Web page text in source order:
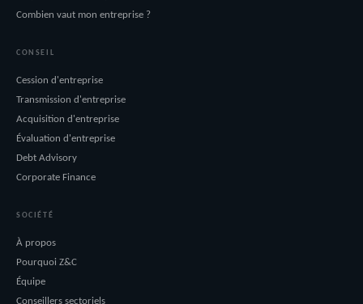
Combien vaut mon entreprise ?
CONSEIL
Cession d'entreprise
Transmission d'entreprise
Acquisition d'entreprise
Évaluation d'entreprise
Debt Advisory
Corporate Finance
SOCIÉTÉ
À propos
Pourquoi Z&C
Équipe
Conseillers sectoriels